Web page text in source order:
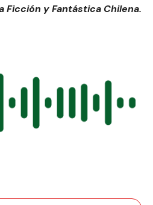
y Fantástica Chilena.